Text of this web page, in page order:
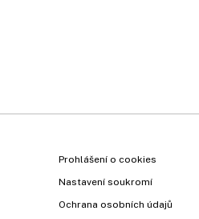
Prohlášení o cookies
Nastavení soukromí
Ochrana osobních údajů